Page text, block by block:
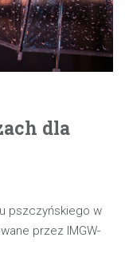
dla
pszczyńskiego w
przez IMGW-